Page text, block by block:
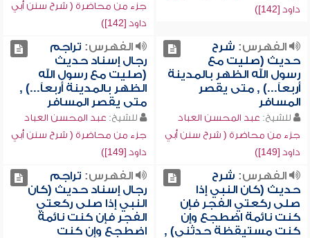
داود [142])
جزء من محاضرة ( شرح سنن أبي
داود [142])
الفهرس: شرح
حديث (صليت مع
رسول الله الظهر بالمدينة
أربعاً...) , متى يقصر
المسافر
للشيخ: عبد المحسن العباد
جزء من محاضرة ( شرح سنن أبي
داود [149])
الفهرس: تراجم
رجال إسناد حديث
(صليت مع رسول الله
الظهر بالمدينة أربعاً...) ,
متى يقصر المسافر
للشيخ: عبد المحسن العباد
جزء من محاضرة ( شرح سنن أبي
داود [149])
الفهرس: شرح
حديث (كان النبي إذا
صلى ركعتي الفجر فإن
كنت نائمة اضطجع وإن
كنت مستيقظة حدثني) ,
الفهرس: تراجم
رجال إسناد حديث (كان
النبي إذا صلى ركعتي
الفجر فإن كنت نائمة
اضطجع وإن كنت